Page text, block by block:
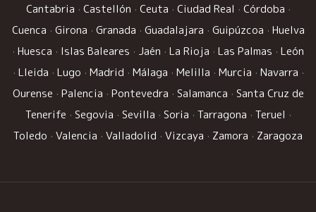
Cantabria · Castellón · Ceuta · Ciudad Real · Córdoba ·
Cuenca · Girona · Granada · Guadalajara · Guipúzcoa · Huelva
· Huesca · Islas Baleares · Jaén · La Rioja · Las Palmas · León
· Lleida · Lugo · Madrid · Málaga · Melilla · Murcia · Navarra ·
Ourense · Palencia · Pontevedra · Salamanca · Santa Cruz de
Tenerife · Segovia · Sevilla · Soria · Tarragona · Teruel ·
Toledo · Valencia · Valladolid · Vizcaya · Zamora · Zaragoza